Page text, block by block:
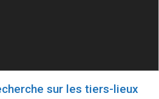
sur les tiers-lieux